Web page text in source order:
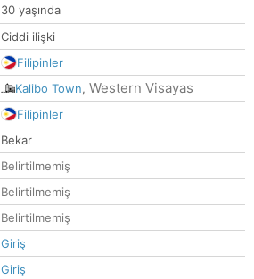
30 yaşında
Ciddi ilişki
Filipinler
Kalibo Town, Western Visayas
Filipinler
Bekar
Belirtilmemiş
Belirtilmemiş
Belirtilmemiş
Giriş
Giriş